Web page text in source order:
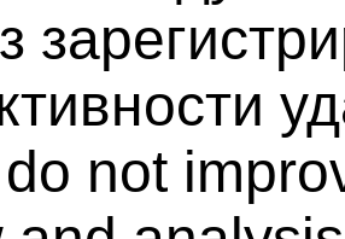
not